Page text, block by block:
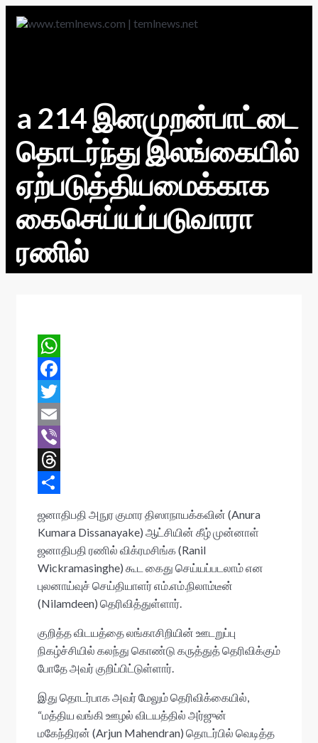
a 214 இனமுறன்பாட்டை
தொடர்ந்து இலங்கையில்
ஏற்படுத்தியமைக்காக
கைசெய்யப்படுவாரா
ரணில்
W
h
a
t
s
A
p
F
a
c
e
b
o
k
T
w
e
r
E
m
a
l
V
e
r
T
r
e
a
d
h
a
r
e
ஜனாதிபதி அநுர குமார திஸாநாயக்கவின் (Anura
Kumara Dissanayake) ஆட்சியின் கீழ் முன்னாள்
ஜனாதிபதி ரணில் விக்ரமசிங்க (Ranil
Wickramasinghe) கூட கைது செய்யப்படலாம் என
புலனாய்வுச் செய்தியாளர் எம்.எம்.நிலாம்டீன்
(Nilamdeen) தெரிவித்துள்ளார்.
குறித்த விடயத்தை லங்காசிறியின் ஊடறுப்பு
நிகழ்ச்சியில் கலந்து கொண்டு கருத்துத் தெரிவிக்கும்
போதே அவர் குறிப்பிட்டுள்ளார்.
இது தொடர்பாக அவர் மேலும் தெரிவிக்கையில்,
“மத்திய வங்கி ஊழல் விடயத்தில் அர்ஜுன்
மகேந்திரன் (Arjun Mahendran) தொடர்பில் வெடித்த